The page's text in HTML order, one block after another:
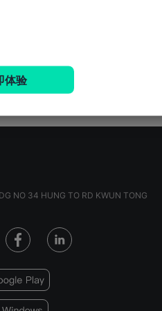
NO 34 HUNG TO RD KWUN TONG
体验